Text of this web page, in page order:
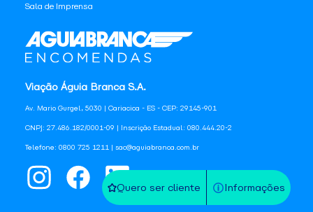
Quero ser cliente Informações
Viação Águia Branca S.A.
Av. Mario Gurgel, 5030 | Cariacica - ES - CEP: 29145-901
CNPJ: 27.486.182/0001-09 | Inscrição Estadual: 080.444.20-2
Telefone: 0800 725 1211 | sac@aguiabranca.com.br
Sala de Imprensa